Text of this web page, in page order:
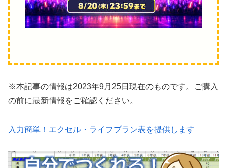
※本記事の情報は2023年9月25日現在のものです。ご購入
の前に最新情報をご確認ください。
入力簡単！エクセル・ライフプラン表を提供します